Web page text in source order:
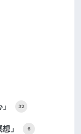
32
」 6